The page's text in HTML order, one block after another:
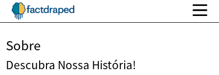
Sobre
Descubra Nossa História!